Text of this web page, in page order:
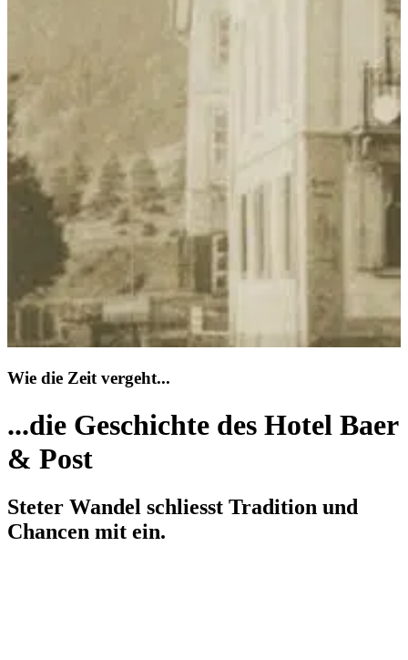
Wie die Zeit vergeht...
...die Geschichte des Hotel Baer
& Post
Steter Wandel schliesst Tradition und
Chancen mit ein.